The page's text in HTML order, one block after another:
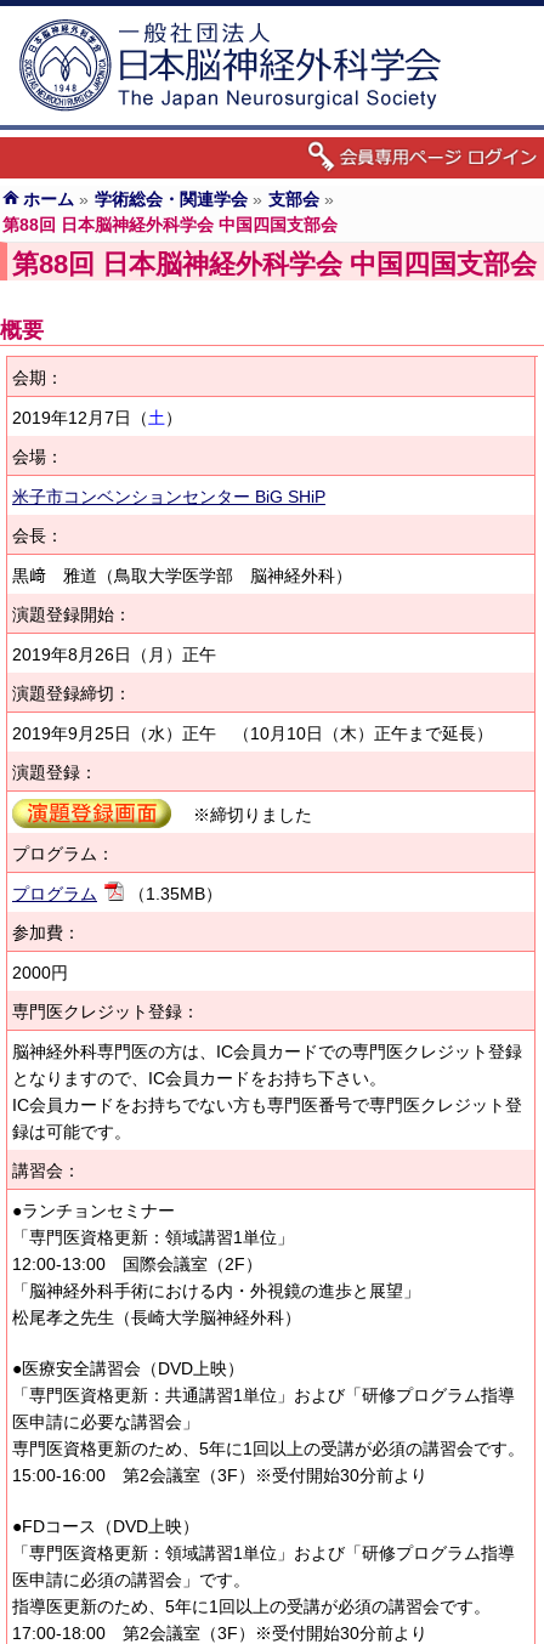
ホーム » 学術総会・関連学会 » 支部会 »
第88回 日本脳神経外科学会 中国四国支部会
第88回 日本脳神経外科学会 中国四国支部会
概要
会期：
2019年12月7日（土）
会場：
米子市コンベンションセンター BiG SHiP
会長：
黒﨑 雅道（鳥取大学医学部 脳神経外科）
演題登録開始：
2019年8月26日（月）正午
演題登録締切：
2019年9月25日（水）正午 （10月10日（木）正午まで延長）
演題登録：
※締切りました
プログラム：
プログラム
（1.35MB）
参加費：
2000円
専門医クレジット登録：
脳神経外科専門医の方は、IC会員カードでの専門医クレジット登録
となりますので、IC会員カードをお持ち下さい。
IC会員カードをお持ちでない方も専門医番号で専門医クレジット登
録は可能です。
講習会：
●ランチョンセミナー
「専門医資格更新：領域講習1単位」
12:00-13:00 国際会議室（2F）
「脳神経外科手術における内・外視鏡の進歩と展望」
松尾孝之先生（長崎大学脳神経外科）
●医療安全講習会（DVD上映）
「専門医資格更新：共通講習1単位」および「研修プログラム指導
医申請に必要な講習会」
専門医資格更新のため、5年に1回以上の受講が必須の講習会です。
15:00-16:00 第2会議室（3F）※受付開始30分前より
●FDコース（DVD上映）
「専門医資格更新：領域講習1単位」および「研修プログラム指導
医申請に必須の講習会」です。
指導医更新のため、5年に1回以上の受講が必須の講習会です。
17:00-18:00 第2会議室（3F）※受付開始30分前より